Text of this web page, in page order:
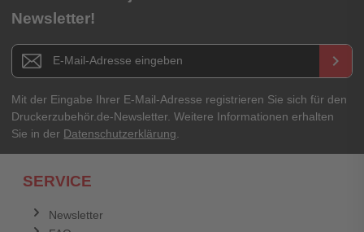
Newsletter!
Newsletter E-Mail Adresse keyboard_arrow_right
Mit der Eingabe Ihrer E-Mail-Adresse registrieren Sie sich für den
Druckerzubehör.de-Newsletter. Weitere Informationen erhalten
Sie in der Datenschutzerklärung
SERVICE
Newsletter